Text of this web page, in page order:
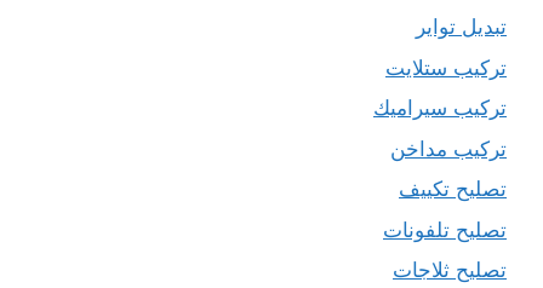
تبديل تواير
تركيب ستلايت
تركيب سيراميك
تركيب مداخن
تصليح تكييف
تصليح تلفونات
تصليح ثلاجات